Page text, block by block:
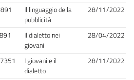
Il linguaggio della
pubblicità
28/11/2022
Il dialetto nei
giovani
28/04/2022
I giovani e il
dialetto
28/11/2022